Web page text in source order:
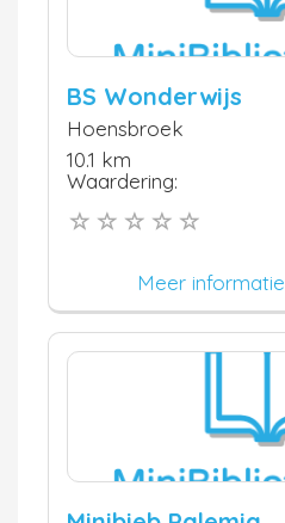
BS Wonderwijs
Hoensbroek
10.1 km
Waardering:
Meer informatie